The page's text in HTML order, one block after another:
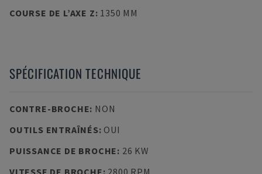
COURSE DE L’AXE Z: 1350 MM
SPÉCIFICATION TECHNIQUE
CONTRE-BROCHE: NON
OUTILS ENTRAÎNÉS: OUI
PUISSANCE DE BROCHE: 26 KW
VITESSE DE BROCHE: 2800 RPM